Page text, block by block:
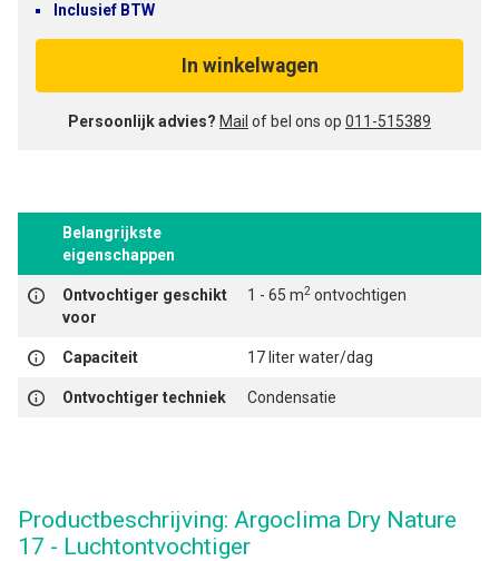
Inclusief BTW
In winkelwagen
Persoonlijk advies? Mail of bel ons op 011-515389
Belangrijkste
eigenschappen
Ontvochtiger geschikt
voor
1 - 65 m2 ontvochtigen
Capaciteit 17 liter water/dag
Ontvochtiger techniek Condensatie
Productbeschrijving: Argoclima Dry Nature
17 - Luchtontvochtiger